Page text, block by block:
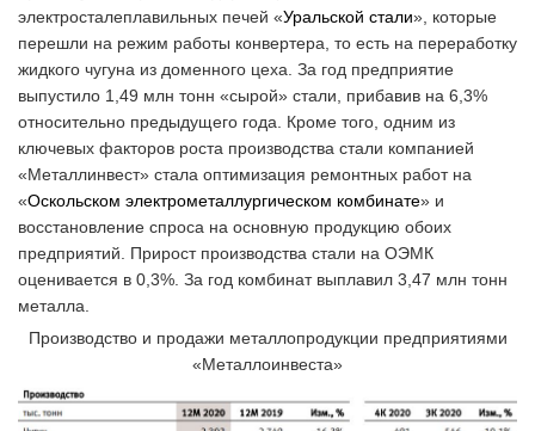
электросталеплавильных печей «Уральской стали», которые
перешли на режим работы конвертера, то есть на переработку
жидкого чугуна из доменного цеха. За год предприятие
выпустило 1,49 млн тонн «сырой» стали, прибавив на 6,3%
относительно предыдущего года. Кроме того, одним из
ключевых факторов роста производства стали компанией
«Металлинвест» стала оптимизация ремонтных работ на
«Оскольском электрометаллургическом комбинате» и
восстановление спроса на основную продукцию обоих
предприятий. Прирост производства стали на ОЭМК
оценивается в 0,3%. За год комбинат выплавил 3,47 млн тонн
металла.
Производство и продажи металлопродукции предприятиями
«Металлоинвеста»